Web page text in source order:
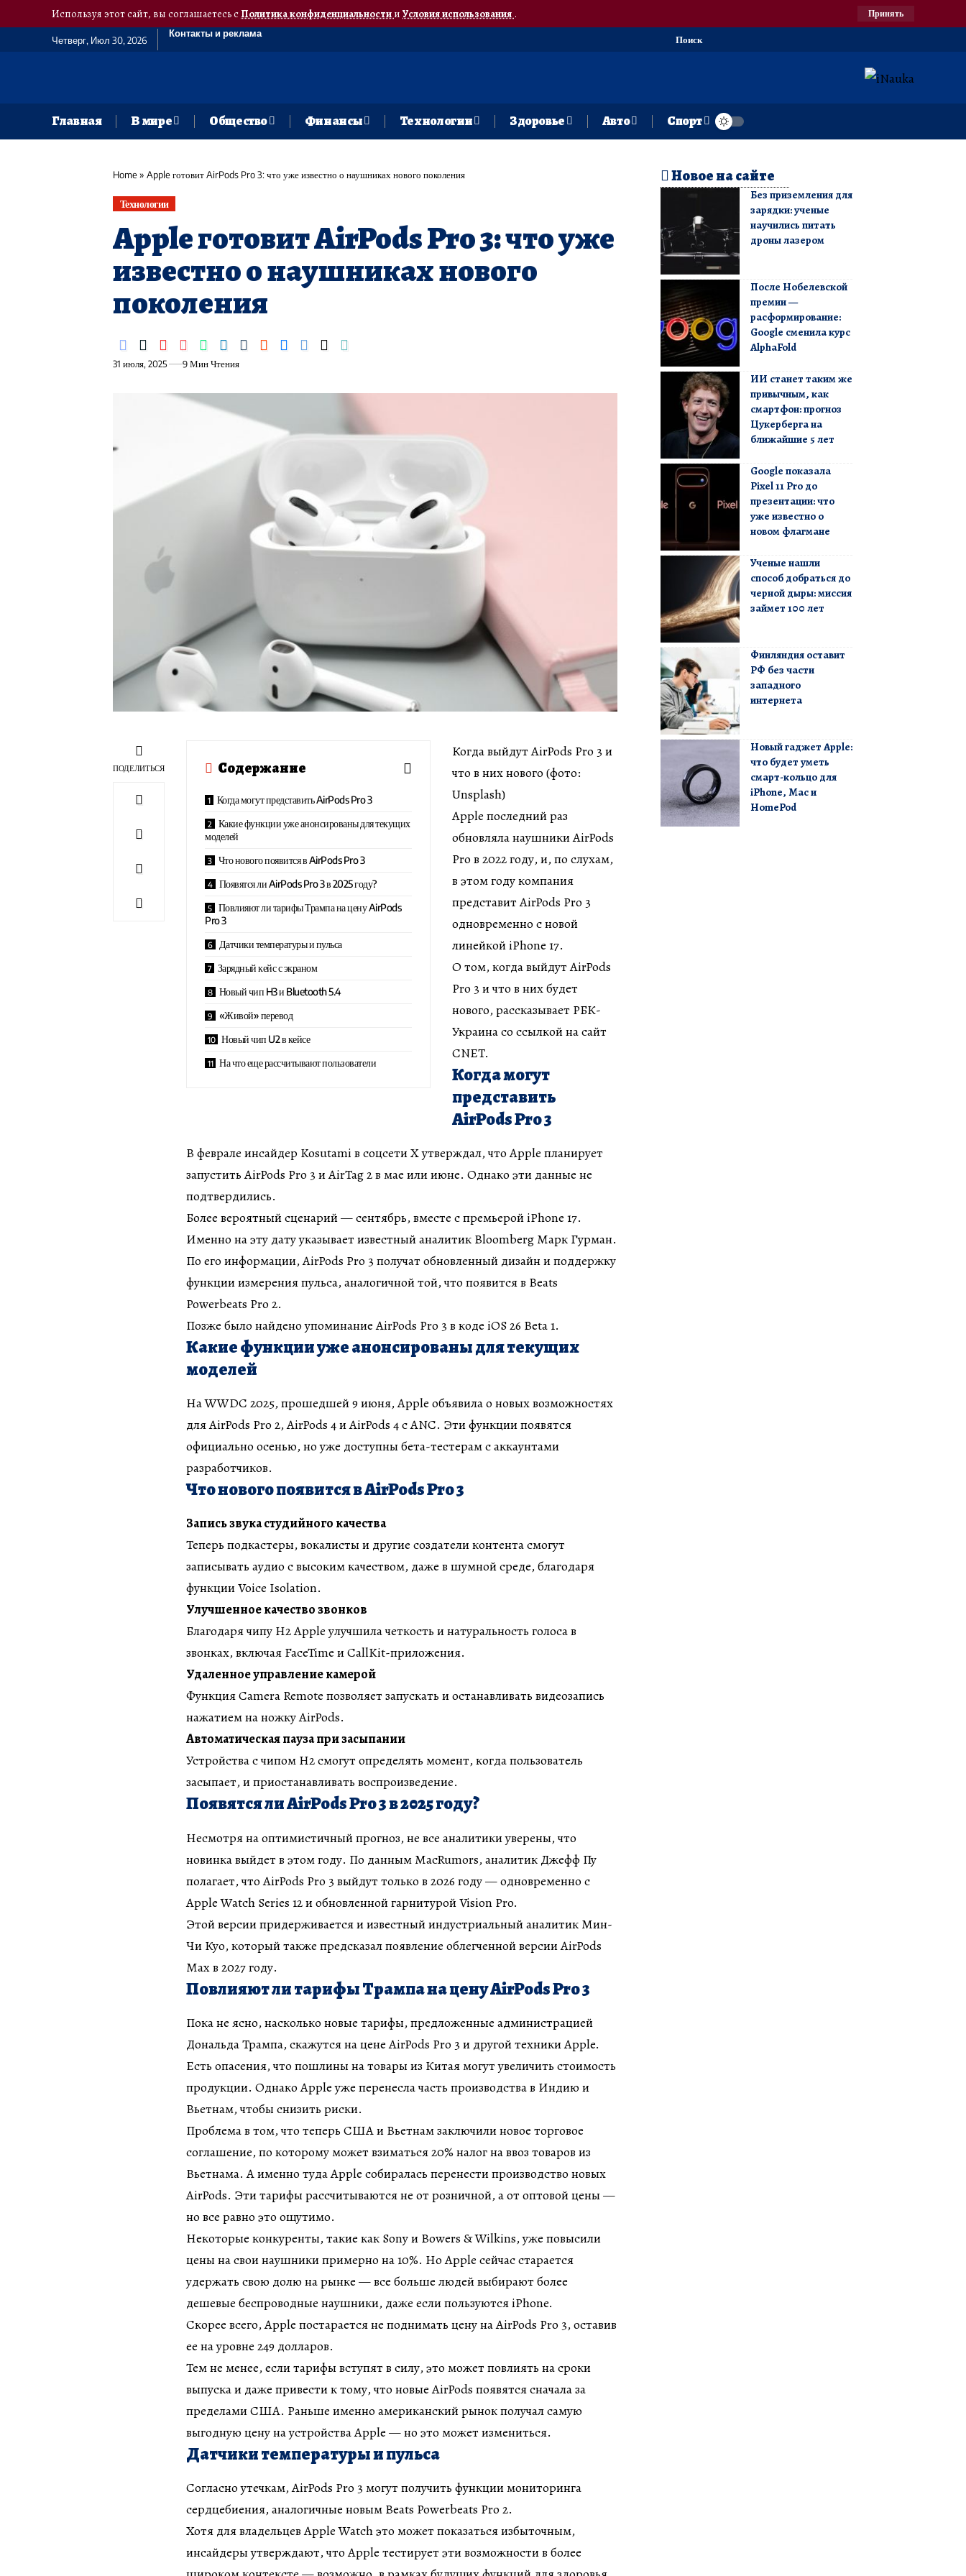
Используя этот сайт, вы соглашаетесь сПолитика конфиденциальностии Условия использования. Принять
Четверг, Июл 30, 2026
Контакты и реклама
Поиск
Главная В мире Общество Финансы Технологии Здоровье Авто Спорт
Home» Apple готовит AirPods Pro 3: что уже известно о наушниках нового поколения
Технологии
Apple готовит AirPods Pro 3: что уже
известно о наушниках нового
поколения
31 июля, 2025 9 Мин Чтения
ПОДЕЛИТЬСЯ Содержание
Когда могут представить AirPods Pro 3
Какие функции уже анонсированы для текущих
моделей
Что нового появится в AirPods Pro 3
Появятся ли AirPods Pro 3 в 2025 году?
Повлияют ли тарифы Трампа на цену AirPods
Pro 3
Датчики температуры и пульса
Зарядный кейс с экраном
Новый чип H3 и Bluetooth 5.4
«Живой» перевод
Новый чип U2 в кейсе
На что еще рассчитывают пользователи
Когда выйдут AirPods Pro 3 и
что в них нового (фото:
Unsplash)
Apple последний раз
обновляла наушники AirPods
Pro в 2022 году, и, по слухам,
в этом году компания
представит AirPods Pro 3
одновременно с новой
линейкой iPhone 17.
О том, когда выйдут AirPods
Pro 3 и что в них будет
нового, рассказывает РБК-
Украина со ссылкой на сайт
CNET.
Когда могут
представить
AirPods Pro 3
В феврале инсайдер Kosutami в соцсети X утверждал, что Apple планирует
запустить AirPods Pro 3 и AirTag 2 в мае или июне. Однако эти данные не
подтвердились.
Более вероятный сценарий — сентябрь, вместе с премьерой iPhone 17.
Именно на эту дату указывает известный аналитик Bloomberg Марк Гурман.
По его информации, AirPods Pro 3 получат обновленный дизайн и поддержку
функции измерения пульса, аналогичной той, что появится в Beats
Powerbeats Pro 2.
Позже было найдено упоминание AirPods Pro 3 в коде iOS 26 Beta 1.
Какие функции уже анонсированы для текущих
моделей
На WWDC 2025, прошедшей 9 июня, Apple объявила о новых возможностях
для AirPods Pro 2, AirPods 4 и AirPods 4 с ANC. Эти функции появятся
официально осенью, но уже доступны бета-тестерам с аккаунтами
разработчиков.
Что нового появится в AirPods Pro 3
Запись звука студийного качества
Теперь подкастеры, вокалисты и другие создатели контента смогут
записывать аудио с высоким качеством, даже в шумной среде, благодаря
функции Voice Isolation.
Улучшенное качество звонков
Благодаря чипу H2 Apple улучшила четкость и натуральность голоса в
звонках, включая FaceTime и CallKit-приложения.
Удаленное управление камерой
Функция Camera Remote позволяет запускать и останавливать видеозапись
нажатием на ножку AirPods.
Автоматическая пауза при засыпании
Устройства с чипом H2 смогут определять момент, когда пользователь
засыпает, и приостанавливать воспроизведение.
Появятся ли AirPods Pro 3 в 2025 году?
Несмотря на оптимистичный прогноз, не все аналитики уверены, что
новинка выйдет в этом году. По данным MacRumors, аналитик Джефф Пу
полагает, что AirPods Pro 3 выйдут только в 2026 году — одновременно с
Apple Watch Series 12 и обновленной гарнитурой Vision Pro.
Этой версии придерживается и известный индустриальный аналитик Мин-
Чи Куо, который также предсказал появление облегченной версии AirPods
Max в 2027 году.
Повлияют ли тарифы Трампа на цену AirPods Pro 3
Пока не ясно, насколько новые тарифы, предложенные администрацией
Дональда Трампа, скажутся на цене AirPods Pro 3 и другой техники Apple.
Есть опасения, что пошлины на товары из Китая могут увеличить стоимость
продукции. Однако Apple уже перенесла часть производства в Индию и
Вьетнам, чтобы снизить риски.
Проблема в том, что теперь США и Вьетнам заключили новое торговое
соглашение, по которому может взиматься 20% налог на ввоз товаров из
Вьетнама. А именно туда Apple собиралась перенести производство новых
AirPods. Эти тарифы рассчитываются не от розничной, а от оптовой цены —
но все равно это ощутимо.
Некоторые конкуренты, такие как Sony и Bowers & Wilkins, уже повысили
цены на свои наушники примерно на 10%. Но Apple сейчас старается
удержать свою долю на рынке — все больше людей выбирают более
дешевые беспроводные наушники, даже если пользуются iPhone.
Скорее всего, Apple постарается не поднимать цену на AirPods Pro 3, оставив
ее на уровне 249 долларов.
Тем не менее, если тарифы вступят в силу, это может повлиять на сроки
выпуска и даже привести к тому, что новые AirPods появятся сначала за
пределами США. Раньше именно американский рынок получал самую
выгодную цену на устройства Apple — но это может измениться.
Датчики температуры и пульса
Согласно утечкам, AirPods Pro 3 могут получить функции мониторинга
сердцебиения, аналогичные новым Beats Powerbeats Pro 2.
Хотя для владельцев Apple Watch это может показаться избыточным,
инсайдеры утверждают, что Apple тестирует эти возможности в более
Новое на сайте
Без приземления для
зарядки: ученые
научились питать
дроны лазером
После Нобелевской
премии —
расформирование:
Google сменила курс
AlphaFold
ИИ станет таким же
привычным, как
смартфон: прогноз
Цукерберга на
ближайшие 5 лет
Google показала
Pixel 11 Pro до
презентации: что
уже известно о
новом флагмане
Ученые нашли
способ добраться до
черной дыры: миссия
займет 100 лет
Финляндия оставит
РФ без части
западного
интернета
Новый гаджет Apple:
что будет уметь
смарт-кольцо для
iPhone, Mac и
HomePod